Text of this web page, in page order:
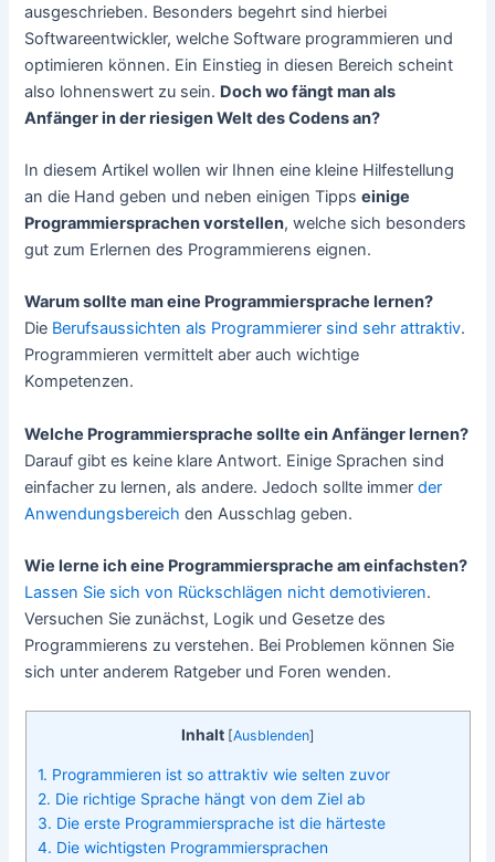
ausgeschrieben. Besonders begehrt sind hierbei
Softwareentwickler, welche Software programmieren und
optimieren können. Ein Einstieg in diesen Bereich scheint
also lohnenswert zu sein. Doch wo fängt man als
Anfänger in der riesigen Welt des Codens an?
In diesem Artikel wollen wir Ihnen eine kleine Hilfestellung
an die Hand geben und neben einigen Tippseinige
Programmiersprachen vorstellen, welche sich besonders
gut zum Erlernen des Programmierens eignen.
Warum sollte man eine Programmiersprache lernen?
Die Berufsaussichten als Programmierer sind sehr attraktiv.
Programmieren vermittelt aber auch wichtige
Kompetenzen.
Welche Programmiersprache sollte ein Anfänger lernen?
Darauf gibt es keine klare Antwort. Einige Sprachen sind
einfacher zu lernen, als andere. Jedoch sollte immerder
Anwendungsbereich den Ausschlag geben.
Wie lerne ich eine Programmiersprache am einfachsten?
Lassen Sie sich von Rückschlägen nicht demotivieren.
Versuchen Sie zunächst, Logik und Gesetze des
Programmierens zu verstehen. Bei Problemen können Sie
sich unter anderem Ratgeber und Foren wenden.
Inhalt [Ausblenden]
1. Programmieren ist so attraktiv wie selten zuvor
2. Die richtige Sprache hängt von dem Ziel ab
3. Die erste Programmiersprache ist die härteste
4. Die wichtigsten Programmiersprachen